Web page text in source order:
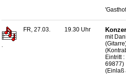
.
FR, 27.03. 19.30 Uhr
mit
Eintritt
69877)
(Einlaß